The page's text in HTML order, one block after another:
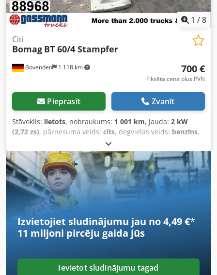
Pēc pieprasījuma mēs varam organizēt virtuālu iekārtas
apskati ar videozvanu.
1 /8
Bovenden 1 118 km
Citi
Bomag BT 60/4 Stampfer
700 €
Fiksēta cena plus PVN
Pieprasīt Zvanīt
Stāvoklis: lietots, nobraukums: 1 001 km, jauda: 2 kW
(2,72 zs), pārnesuma veids: cits, degvielas veids: benzīns,
62 kg
01/2009, Ražošanas gads:2009, vadītāja kabīne:cits,
Izvietojiet sludinājumu jau no 4,49 €*
11 miljoni pircēju gaida jūs
Ievietot sludinājumu tagad